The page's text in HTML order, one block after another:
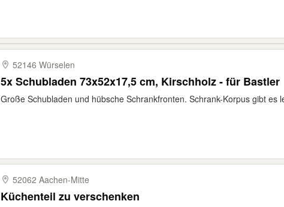
52146 Würselen
5x Schubladen 73x52x17,5 cm, Kirschholz - für Bastler
Große Schubladen und hübsche Schrankfronten. Schrank-Korpus gibt es
52062 Aachen-​Mitte
Küchenteil zu verschenken